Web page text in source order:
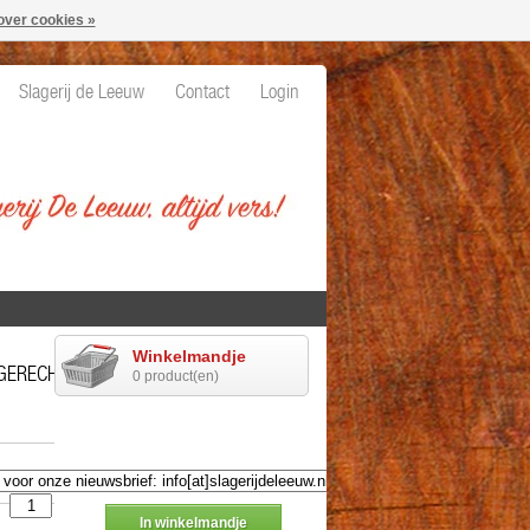
Slagerij de Leeuw Contact Login
Winkelmandje
0 product(en)
In winkelmandje
cookies »